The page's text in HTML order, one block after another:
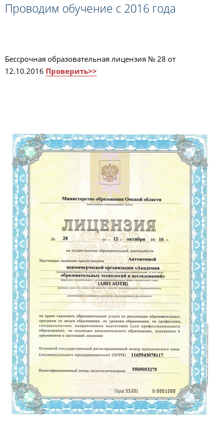
Проводим обучение с 2016 года
Бессрочная образовательная лицензия № 28 от
12.10.2016 Проверить>>